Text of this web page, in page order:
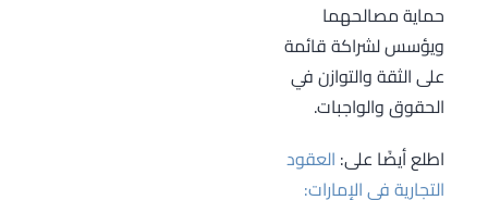
حماية مصالحهما
ويؤسس لشراكة قائمة
على الثقة والتوازن في
الحقوق والواجبات.
اطلع أيضًا على: العقود
التجارية في الإمارات: